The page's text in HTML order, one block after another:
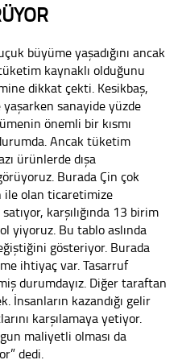
büyüme yaşadığını ancak
kaynaklı olduğunu
dikkat çekti. Kesikbaş,
sanayide yüzde
önemli bir kısmı
Ancak tüketim
ürünlerde dışa
Burada Çin çok
ile olan ticaretimize
karşılığında 13 birim
yiyoruz. Bu tablo aslında
gösteriyor. Burada
ihtiyaç var. Tasarruf
durumdayız. Diğer taraftan
İnsanların kazandığı gelir
karşılamaya yetiyor.
maliyetli olması da
dedi.